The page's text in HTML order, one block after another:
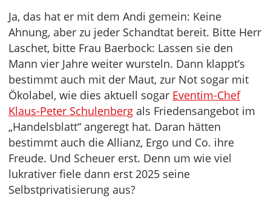
Ja, das hat er mit dem Andi gemein: Keine
Ahnung, aber zu jeder Schandtat bereit. Bitte Herr
Laschet, bitte Frau Baerbock: Lassen sie den
Mann vier Jahre weiter wursteln. Dann klappt’s
bestimmt auch mit der Maut, zur Not sogar mit
Ökolabel, wie dies aktuell sogar Eventim-Chef
Klaus-Peter Schulenberg als Friedensangebot im
„Handelsblatt“ angeregt hat. Daran hätten
bestimmt auch die Allianz, Ergo und Co. ihre
Freude. Und Scheuer erst. Denn um wie viel
lukrativer fiele dann erst 2025 seine
Selbstprivatisierung aus?